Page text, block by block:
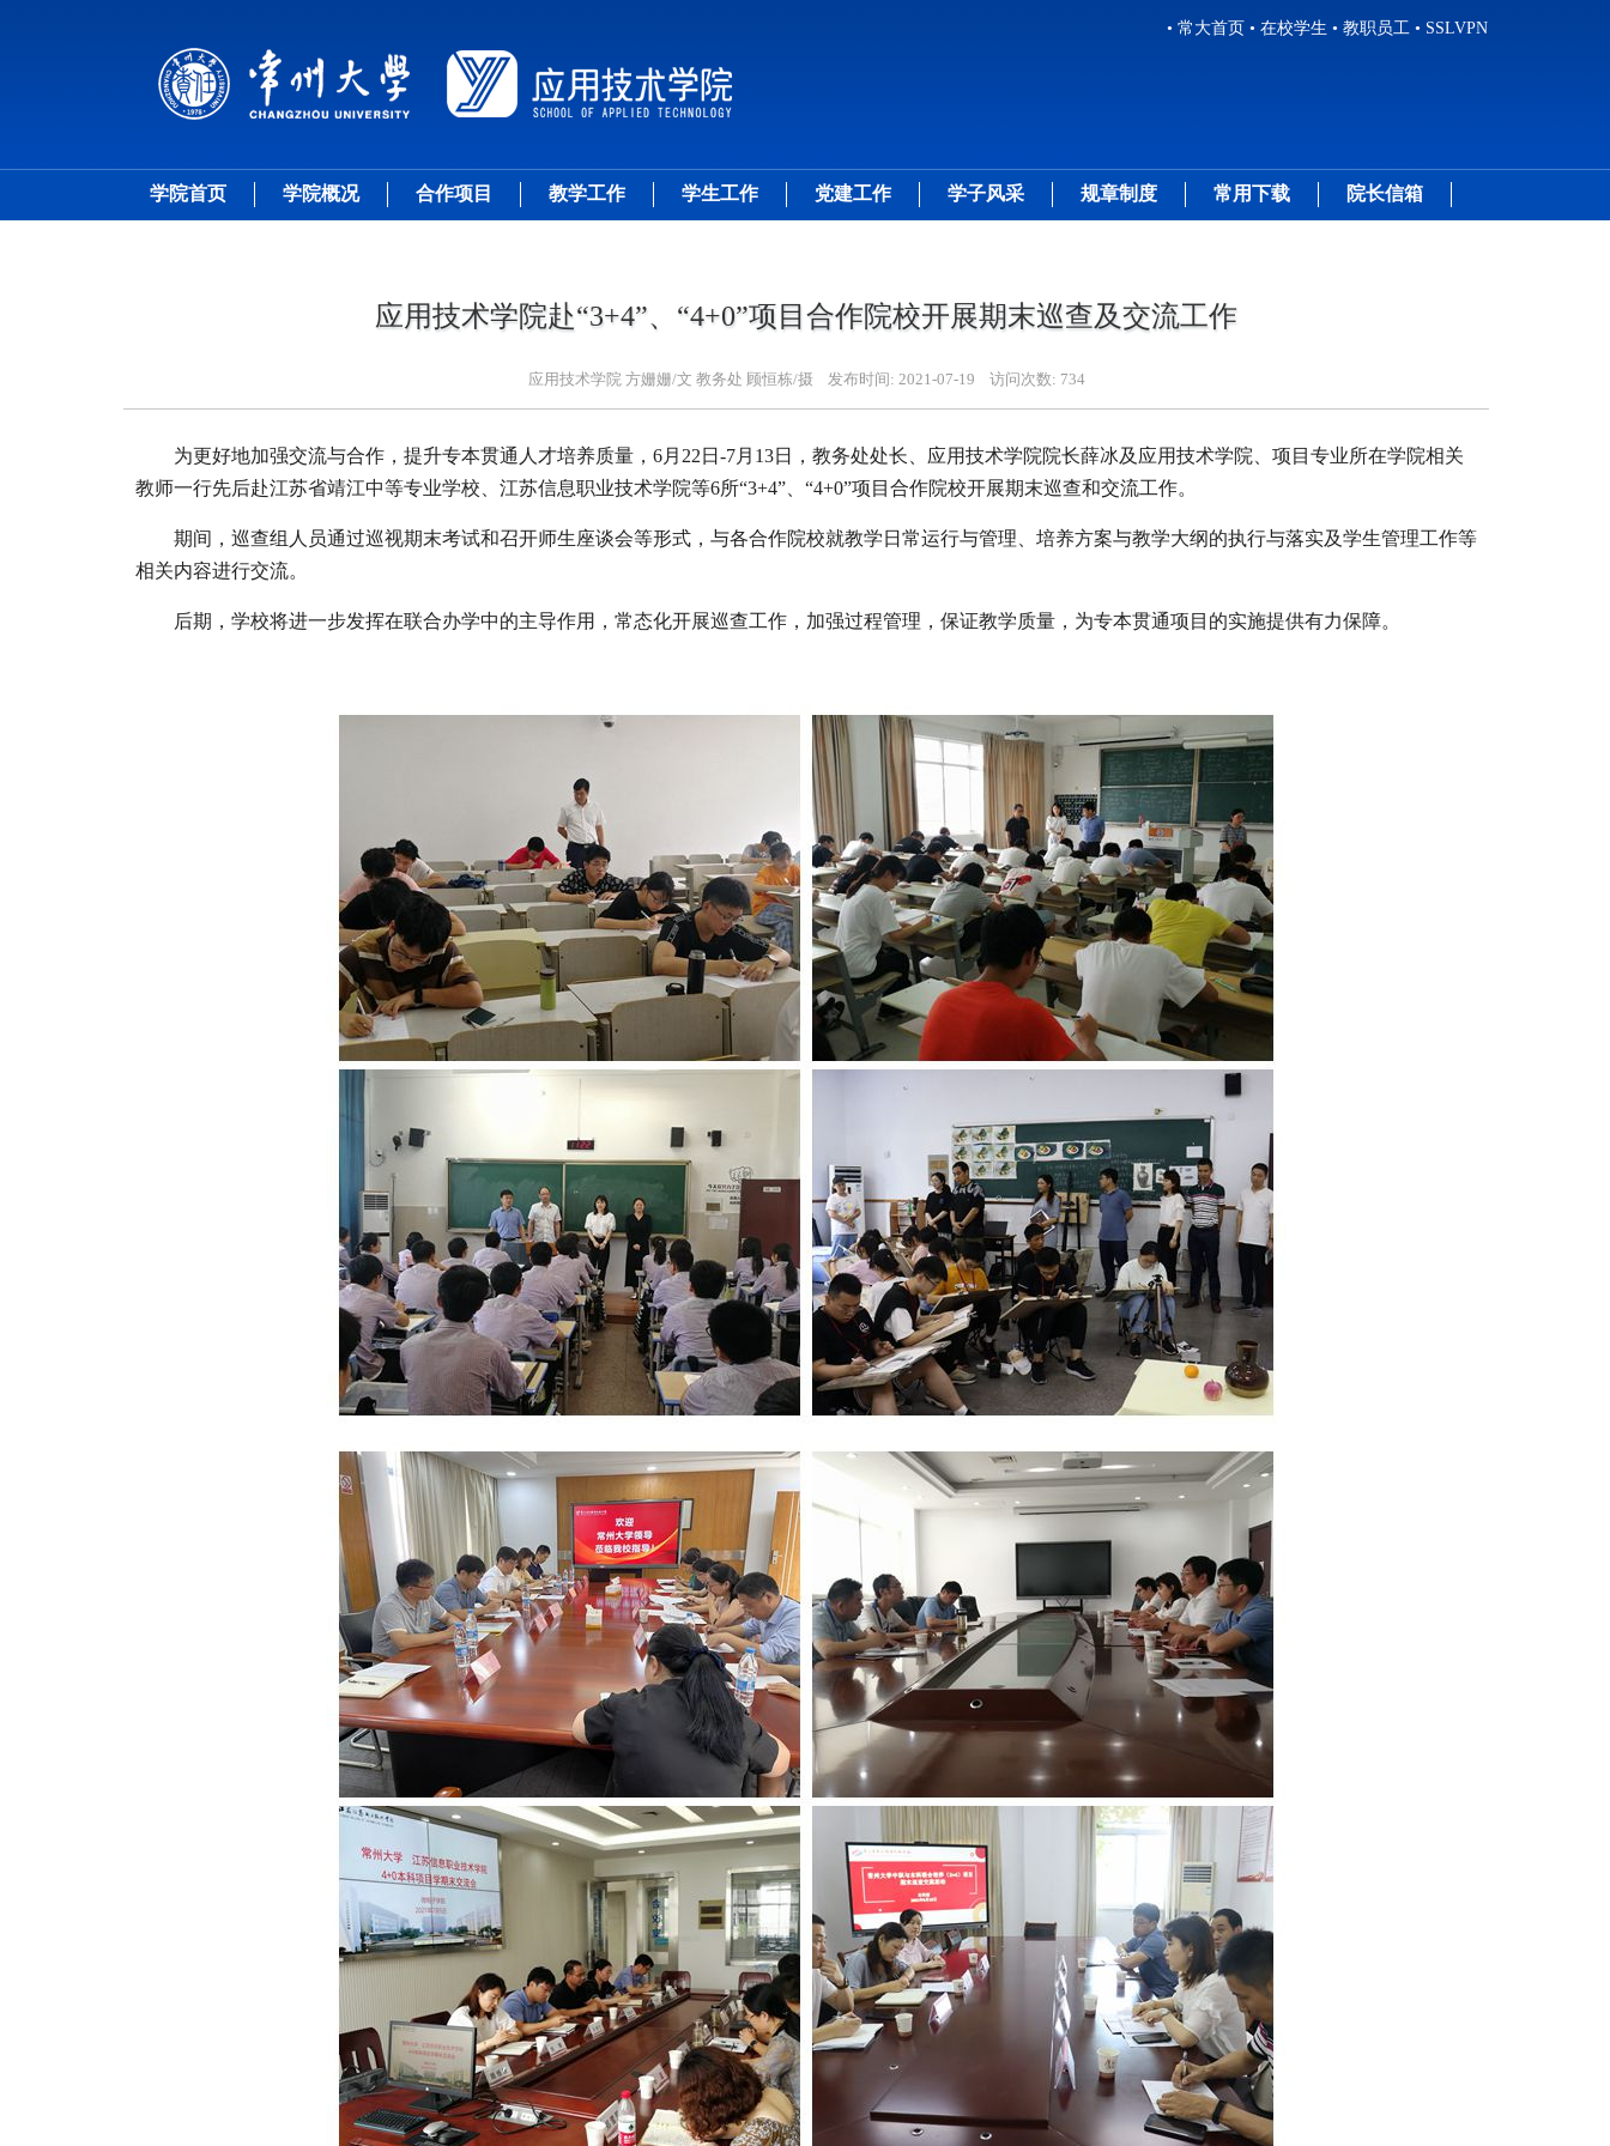
• 常大首页 • 在校学生 • 教职员工 • SSLVPN
学院首页 学院概况 合作项目 教学工作 学生工作 党建工作 学子风采 规章制度 常用下载 院长信箱
应用技术学院赴“3+4”、“4+0”项目合作院校开展期末巡查及交流工作
应用技术学院 方姗姗/文 教务处 顾恒栋/摄发布时间: 2021-07-19 访问次数: 734
为更好地加强交流与合作，提升专本贯通 人才培养质量， 6月22日-7月13日， 教务处处长、 应用技术学院院长薛冰及应用技术学院、项目专业所在学院相关
教师一行先后赴江苏省靖江中等专业学校、江苏信息职业技术学院等6所“3+4”、“4+0”项目合作院校开展期末巡查和交流工作。
期间， 巡查组人员通过巡视期末考试和召开师生座谈会等形式 ， 与各合作院校就教学日常运行与管理、培养方案与教学大纲的执行与落实及学生管理工作等
相关内容进行交流。
后期 ， 学校将进一步发挥在联合办学中的主导作用， 常态化开展巡查工作，加强过程管理，保证教学质量， 为专本贯通项目的实施提供有力保障。